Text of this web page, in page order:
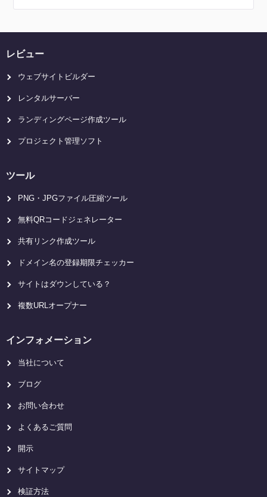
レビュー
ウェブサイトビルダー
レンタルサーバー
ランディングページ作成ツール
プロジェクト管理ソフト
ツール
PNG・JPGファイル圧縮ツール
無料QRコードジェネレーター
共有リンク作成ツール
ドメイン名の登録期限チェッカー
サイトはダウンしている？
複数URLオープナー
インフォメーション
当社について
ブログ
お問い合わせ
よくあるご質問
開示
サイトマップ
検証方法